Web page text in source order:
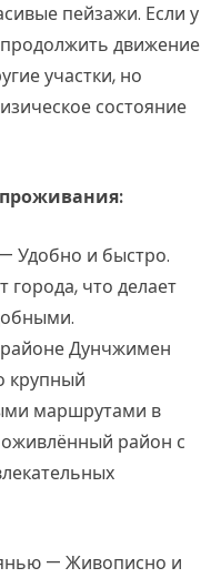
пейзажи. Если у
движение
участки, но
состояние
Удобно и быстро.
города, что делает
районе Дунчжимен
крупный
маршрутами в
район с
— Живописно и